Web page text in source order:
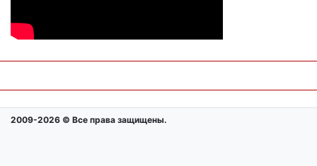
2009-2026 © Все права защищены.